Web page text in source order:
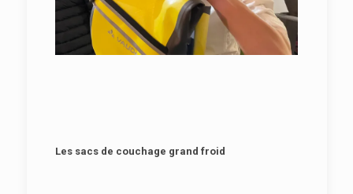
Les sacs de couchage grand froid